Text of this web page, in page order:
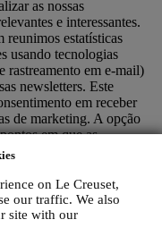
on Le Creuset,
our traffic. We also
site with our
as nossas
e interessantes.
reunimos estatísticas
usando tecnologias
rastreamento em e-mail)
newsletters. Este
em receber
de marketing. A opção
em que as
a caixa de
receber nossas
clicando no
no final de qualquer
em contato